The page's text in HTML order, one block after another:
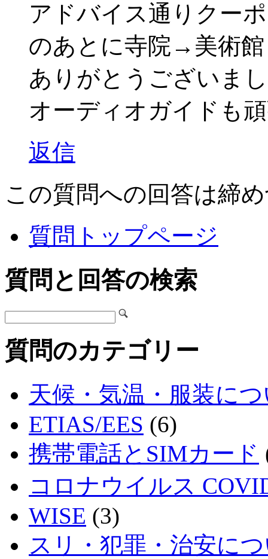
アドバイス通りクー
のあとに寺院→美術
ありがとうございま
オーディオガイドも
返信
この質問への回答は締
質問トップページ
質問と回答の検索
質問のカテゴリー
天候・気温・服装に
ETIAS/EES (6)
携帯電話とSIMカード
コロナウイルス
WISE (3)
スリ・犯罪・治安に